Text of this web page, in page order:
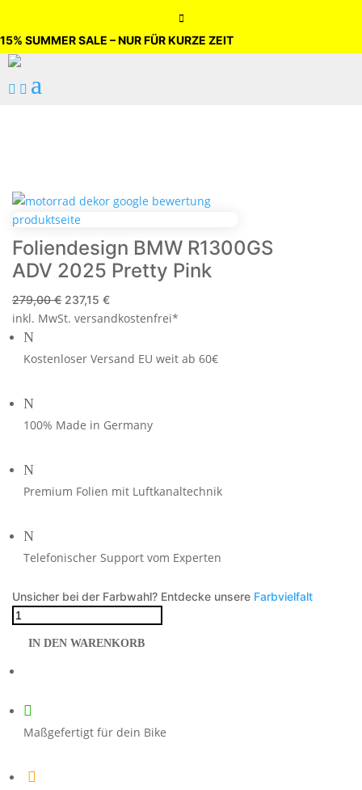

15% SUMMER SALE – NUR FÜR KURZE ZEIT
  a
Foliendesign BMW R1300GS
ADV 2025 Pretty Pink
279,00€ Ursprünglicher
Preis
279,00 €
237,15 €Aktueller
Preis
237,15 €.
inkl. MwSt. versandkostenfrei*
N
Kostenloser Versand EU weit ab 60€
N
100% Made in Germany
N
Premium Folien mit Luftkanaltechnik
N
Telefonischer Support vom Experten
Unsicher bei der Farbwahl? Entdecke unsere Farbvielfalt
Foliendesign
R1300GS
ADV
Pretty
Pink
IN DEN WARENKORB

Maßgefertigt für dein Bike
